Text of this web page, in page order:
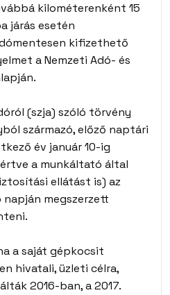
kilométerenként 15
járás esetén
kifizethető
a Nemzeti Adó- és
(szja) szóló törvény
származó, előző naptári
év január 10-ig
a munkáltató által
ellátást is) az
megszerzett
a saját gépkocsit
hivatali, üzleti célra,
2016-ban, a 2017.